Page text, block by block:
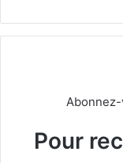
Pour